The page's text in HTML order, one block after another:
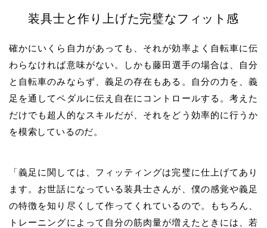
装具士と作り上げた完璧なフィット感
確かにいくら自力があっても、それが効率よく自転車に伝
わらなければ意味がない。しかも藤田 選手の場合は、自分
と自転車のみならず、義足の存在もある。自分の力を、義
足を通してペダルに伝え自在にコントロールする。考えた
だけでも超人的なスキルだが、それをどう効率的に行うか
を模索しているのだ。
「義足に関しては、フィッティングは完璧に仕上げてあり
ます。お世話になっている装具士さんが、僕の感覚や義足
の特徴を知り尽くして作ってくれているので。もちろん、
トレーニングによって自分の筋肉量が増えたときには、若